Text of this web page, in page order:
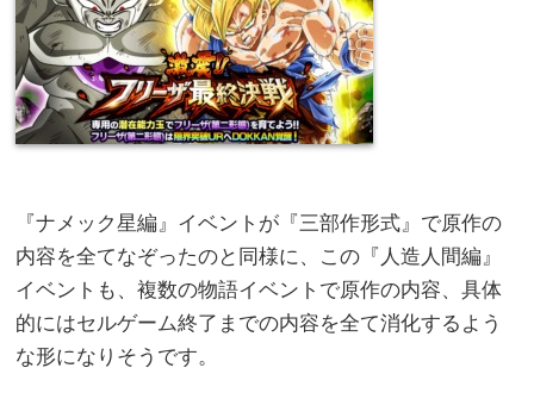
『ナメック星編』イベントが『三部作形式』で原作の
内容を全てなぞったのと同様に、この『人造人間編』
イベントも、複数の物語イベントで原作の内容、具体
的にはセルゲーム終了までの内容を全て消化するよう
な形になりそうです。